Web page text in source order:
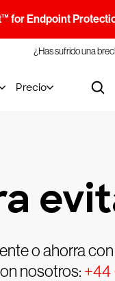
for Endpoint
¿Has sufrido una
Precio
o ahorra
nosotros: +44